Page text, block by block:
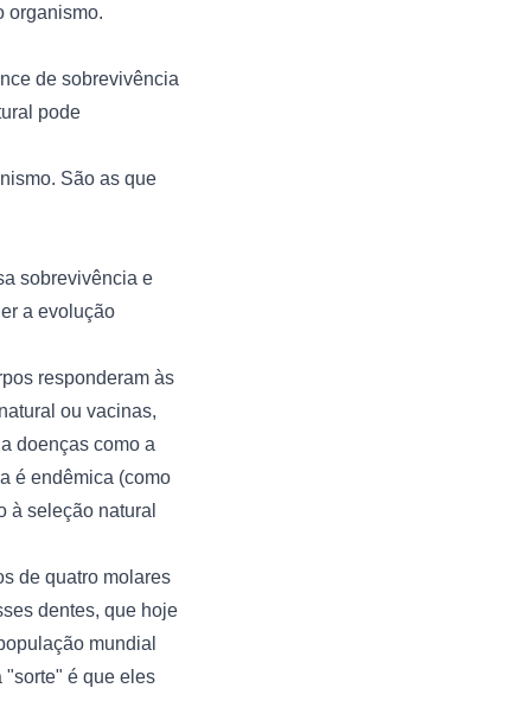
organismo.
de sobrevivência
pode
São as que
sobrevivência e
a evolução
responderam às
ou vacinas,
doenças como a
é endêmica (como
à seleção natural
de quatro molares
dentes, que hoje
mundial
"sorte" é que eles